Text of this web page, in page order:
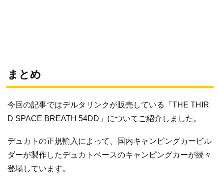
まとめ
今回の記事ではデルタリンクが販売している「THE THIR
D SPACE BREATH 54DD」についてご紹介しました。
デュカトの正規輸入によって、国内キャンピングカービル
ダーが製作したデュカトベースのキャンピングカーが続々
登場しています。